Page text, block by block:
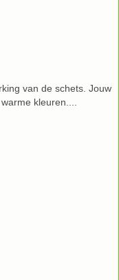
van de schets. Jouw
kleuren....